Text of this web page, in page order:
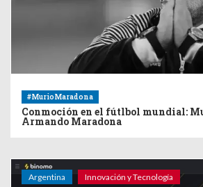
#MurioMaradona
Conmoción en el fútlbol mundial:
Armando Maradona
Argentina Innovación y Tecnología